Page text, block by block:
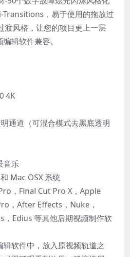
，易于使用的拖放过
渡风格，让您的项目更上一层
辑软件兼容。
4K
通道（可混合模式去黑底透明
音乐
Mac OSX 系统
，Final Cut Pro X，Apple
，After Effects，Nuke，
Edius 等其他后期视频制作软
辑软件中，放入原视频轨道之